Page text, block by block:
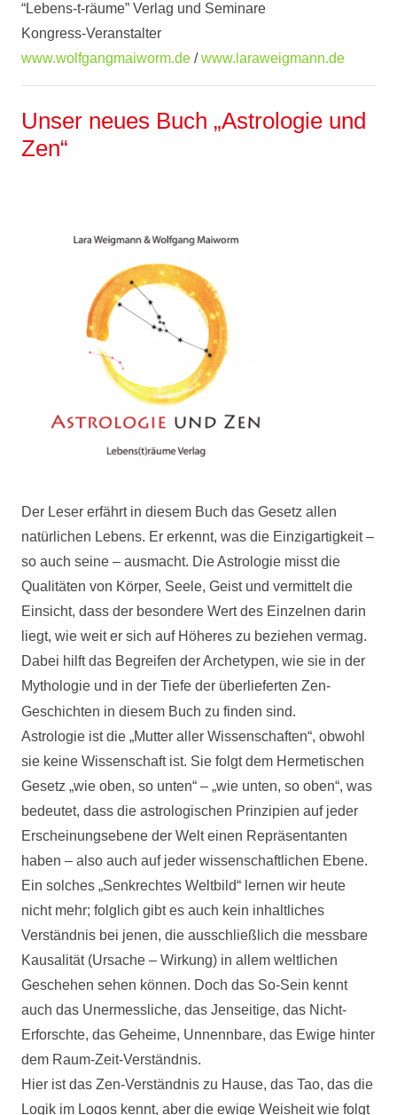
“Lebens-t-räume” Verlag und Seminare
Kongress-Veranstalter
www.wolfgangmaiworm.de /www.laraweigmann.de
Unser neues Buch „Astrologie und
Zen“
Der Leser erfährt in diesem Buch das Gesetz allen
natürlichen Lebens. Er erkennt, was die Einzigartigkeit –
so auch seine – ausmacht. Die Astrologie misst die
Qualitäten von Körper, Seele, Geist und vermittelt die
Einsicht, dass der besondere Wert des Einzelnen darin
liegt, wie weit er sich auf Höheres zu beziehen vermag.
Dabei hilft das Begreifen der Archetypen, wie sie in der
Mythologie und in der Tiefe der überlieferten Zen-
Geschichten in diesem Buch zu finden sind.
Astrologie ist die „Mutter aller Wissenschaften“, obwohl
sie keine Wissenschaft ist. Sie folgt dem Hermetischen
Gesetz „wie oben, so unten“ – „wie unten, so oben“, was
bedeutet, dass die astrologischen Prinzipien auf jeder
Erscheinungsebene der Welt einen Repräsentanten
haben – also auch auf jeder wissenschaftlichen Ebene.
Ein solches „Senkrechtes Weltbild“ lernen wir heute
nicht mehr; folglich gibt es auch kein inhaltliches
Verständnis bei jenen, die ausschließlich die messbare
Kausalität (Ursache – Wirkung) in allem weltlichen
Geschehen sehen können. Doch das So-Sein kennt
auch das Unermessliche, das Jenseitige, das Nicht-
Erforschte, das Geheime, Unnennbare, das Ewige hinter
dem Raum-Zeit-Verständnis.
Hier ist das Zen-Verständnis zu Hause, das Tao, das die
Logik im Logos kennt, aber die ewige Weisheit wie folgt